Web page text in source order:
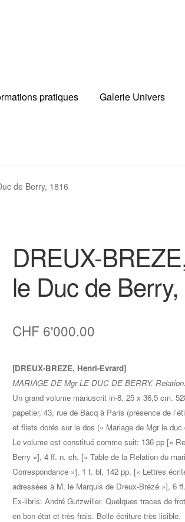
pratiques Galerie Univers
de Berry, 1816
DREUX-
le Duc de
CHF 6'000.00
[DREUX-BREZE, Henri-Evrard]
MARIAGE DE Mgr LE DUC DE BERRY.
Un grand volume manuscrit in-8. 25 x 36,5 cm.
papetier, 43, rue de Bacq à Paris (présence de
et filets dorés sur le dos (« Mariage de Mgr le duc
Le volume est constitué comme suit: 136 pp [«
Berry »], 4 ff. n. ch. [« Table de la Relation du
Correspondance »], 1 f. bl, 142 pp. [« Lettres
adressées à M. le Marquis de Dreux-Brézé »], 6
Ex-libris: André Gutzwiller. Quelques traces de
en bon état et très frais. Belle écriture très lisible.